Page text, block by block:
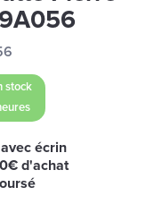
stock
écrin
d'achat